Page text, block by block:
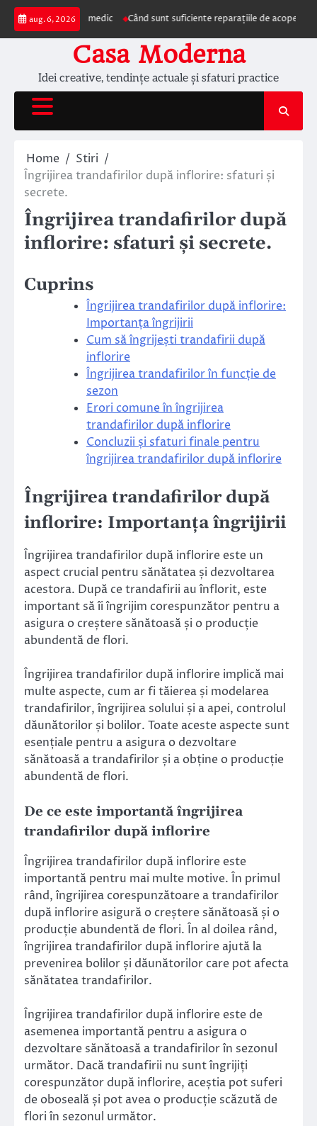
Skip
content
aug. 6, 2026
la medic Când sunt suficiente reparațiile de acoperiș și când
Casa Moderna
Idei creative, tendințe actuale și sfaturi practice
Home
Stiri
Îngrijirea trandafirilor după inflorire: sfaturi și
secrete.
Îngrijirea trandafirilor după
inflorire: sfaturi și secrete.
Cuprins
Îngrijirea trandafirilor după inflorire:
Importanța îngrijirii
Cum să îngrijești trandafirii după
inflorire
Îngrijirea trandafirilor în funcție de
sezon
Erori comune în îngrijirea
trandafirilor după inflorire
Concluzii și sfaturi finale pentru
îngrijirea trandafirilor după inflorire
Îngrijirea trandafirilor după
inflorire: Importanța îngrijirii
Îngrijirea trandafirilor după inflorire este un
aspect crucial pentru sănătatea și dezvoltarea
acestora. După ce trandafirii au înflorit, este
important să îi îngrijim corespunzător pentru a
asigura o creștere sănătoasă și o producție
abundentă de flori.
Îngrijirea trandafirilor după inflorire implică mai
multe aspecte, cum ar fi tăierea și modelarea
trandafirilor, îngrijirea solului și a apei, controlul
dăunătorilor și bolilor. Toate aceste aspecte sunt
esențiale pentru a asigura o dezvoltare
sănătoasă a trandafirilor și a obține o producție
abundentă de flori.
De ce este importantă îngrijirea
trandafirilor după inflorire
Îngrijirea trandafirilor după inflorire este
importantă pentru mai multe motive. În primul
rând, îngrijirea corespunzătoare a trandafirilor
după inflorire asigură o creștere sănătoasă și o
producție abundentă de flori. În al doilea rând,
îngrijirea trandafirilor după inflorire ajută la
prevenirea bolilor și dăunătorilor care pot afecta
sănătatea trandafirilor.
Îngrijirea trandafirilor după inflorire este de
asemenea importantă pentru a asigura o
dezvoltare sănătoasă a trandafirilor în sezonul
următor. Dacă trandafirii nu sunt îngrijiți
corespunzător după inflorire, aceștia pot suferi
de oboseală și pot avea o producție scăzută de
flori în sezonul următor.